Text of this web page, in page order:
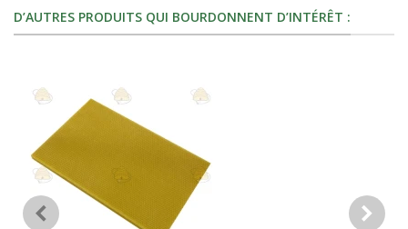
D’AUTRES PRODUITS QUI BOURDONNENT D’INTÉRÊT :